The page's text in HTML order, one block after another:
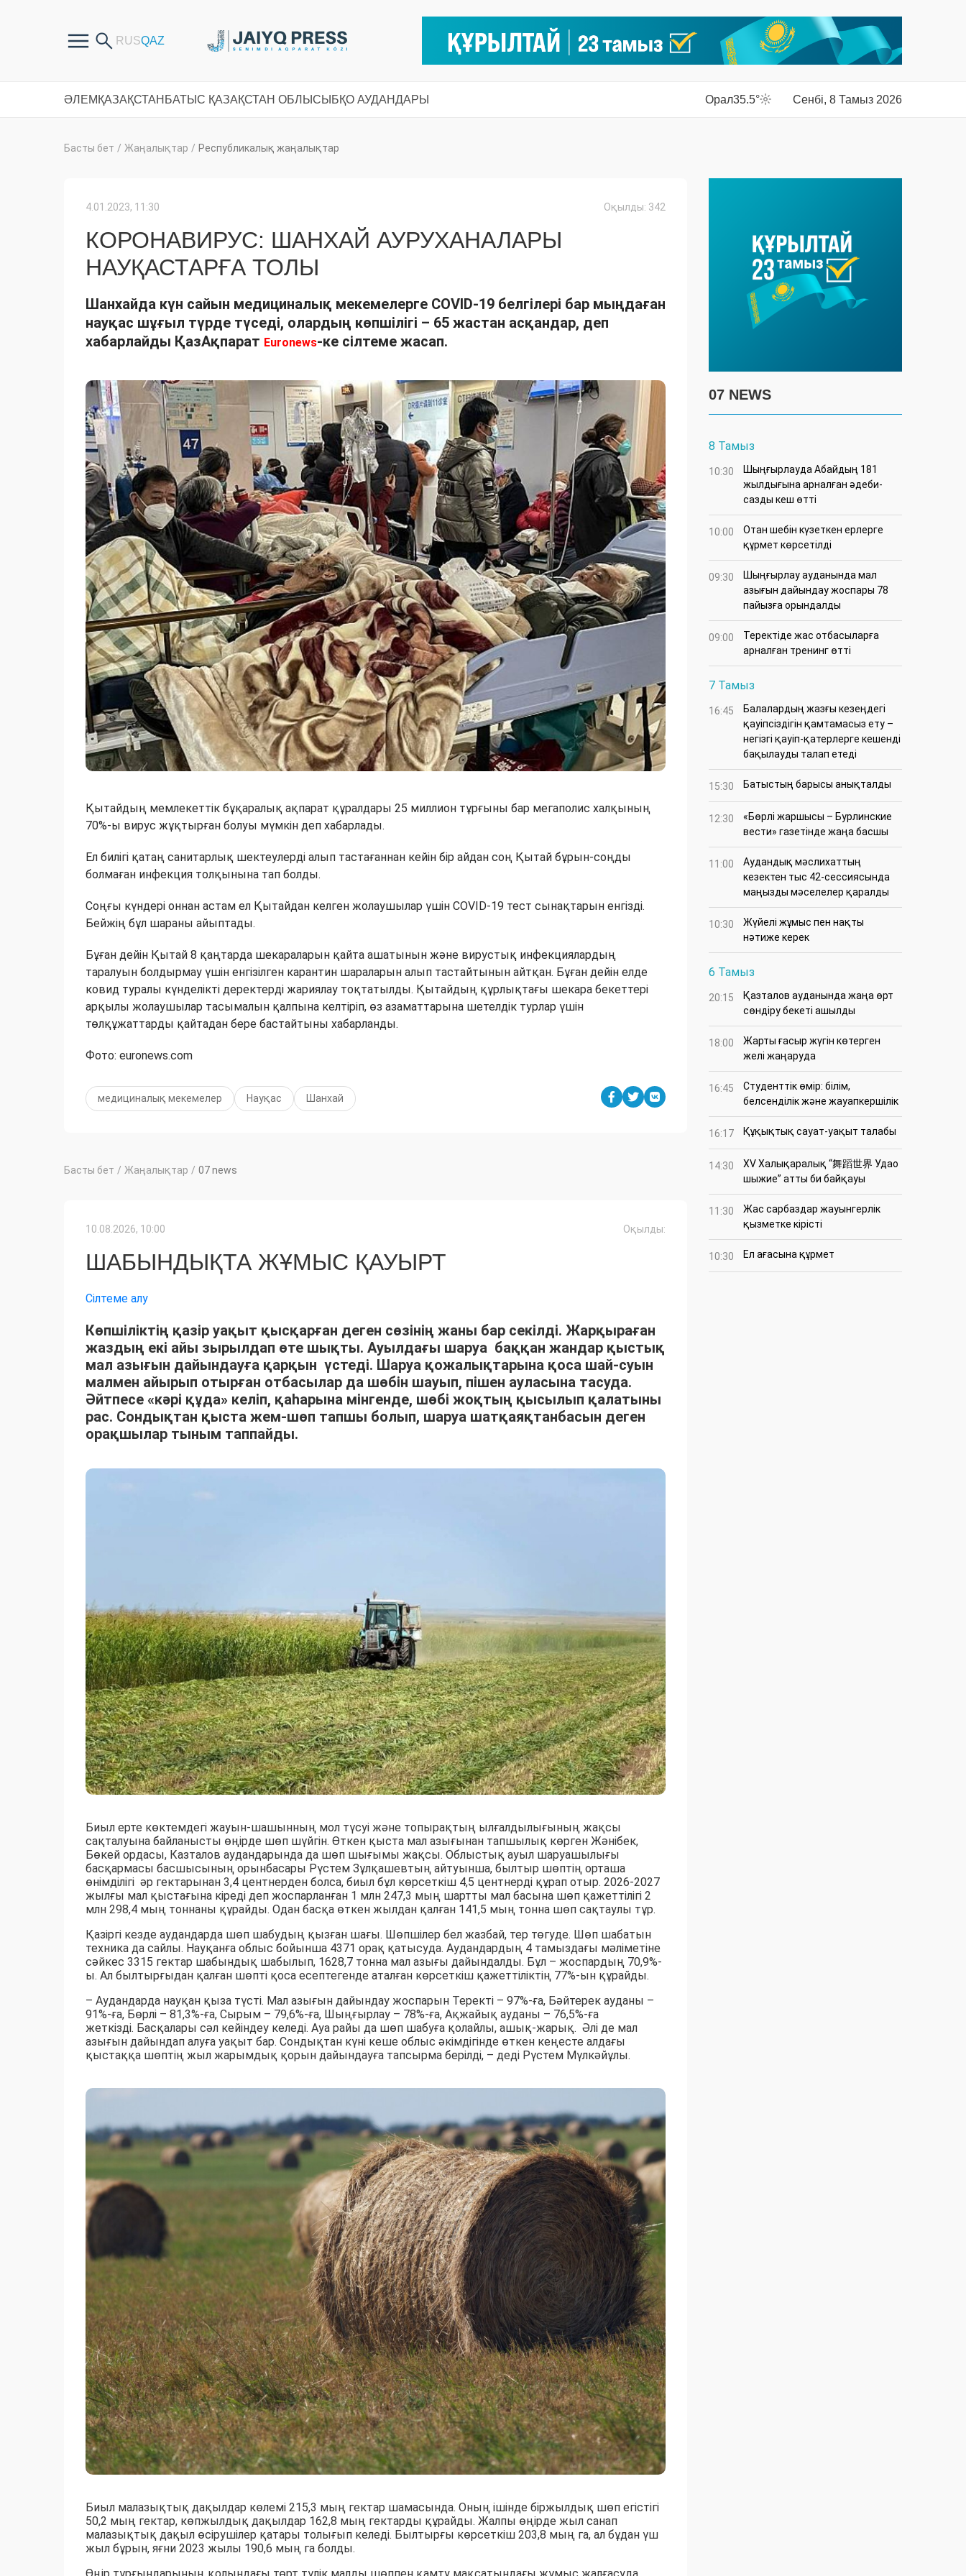
ӘЛЕМ ҚАЗАҚСТАН БАТЫС ҚАЗАҚСТАН ОБЛЫСЫ БҚО АУДАНДАРЫ Орал35.5° Сенбі, 8 Тамыз 2026
Басты бет / Жаңалықтар / Республикалық жаңалықтар
4.01.2023, 11:30 Оқылды: 342
КОРОНАВИРУС: ШАНХАЙ АУРУХАНАЛАРЫ
НАУҚАСТАРҒА ТОЛЫ
Шанхайда күн сайын медициналық мекемелерге COVID-19 белгілері бар мыңдаған
науқас шұғыл түрде түседі, олардың көпшілігі – 65 жастан асқандар, деп
хабарлайды ҚазАқпарат Euronews-ке сілтеме жасап.
Қытайдың мемлекеттік бұқаралық ақпарат құралдары 25 миллион тұрғыны бар мегаполис халқының
70%-ы вирус жұқтырған болуы мүмкін деп хабарлады.
Ел билігі қатаң санитарлық шектеулерді алып тастағаннан кейін бір айдан соң Қытай бұрын-соңды
болмаған инфекция толқынына тап болды.
Соңғы күндері оннан астам ел Қытайдан келген жолаушылар үшін COVID-19 тест сынақтарын енгізді.
Бейжің бұл шараны айыптады.
Бұған дейін Қытай 8 қаңтарда шекараларын қайта ашатынын және вирустық инфекциялардың
таралуын болдырмау үшін енгізілген карантин шараларын алып тастайтынын айтқан. Бұған дейін елде
ковид туралы күнделікті деректерді жариялау тоқтатылды. Қытайдың құрлықтағы шекара бекеттері
арқылы жолаушылар тасымалын қалпына келтіріп, өз азаматтарына шетелдік турлар үшін
төлқұжаттарды қайтадан бере бастайтыны хабарланды.
Фото: euronews.com
медициналық мекемелер Науқас Шанхай
Басты бет / Жаңалықтар / 07 news
10.08.2026, 10:00 Оқылды:
ШАБЫНДЫҚТА ЖҰМЫС ҚАУЫРТ
Сілтеме алу
Көпшіліктің қазір уақыт қысқарған деген сөзінің жаны бар секілді. Жарқыраған
жаздың екі айы зырылдап өте шықты. Ауылдағы шаруа баққан жандар қыстық
мал азығын дайындауға қарқын үстеді. Шаруа қожалықтарына қоса шай-суын
малмен айырып отырған отбасылар да шөбін шауып, пішен ауласына тасуда.
Әйтпесе «кәрі құда» келіп, қаһарына мінгенде, шөбі жоқтың қысылып қалатыны
рас. Сондықтан қыста жем-шөп тапшы болып, шаруа шатқаяқтанбасын деген
орақшылар тыным таппайды.
Биыл ерте көктемдегі жауын-шашынның мол түсуі және топырақтың ылғалдылығының жақсы
сақталуына байланысты өңірде шөп шүйгін. Өткен қыста мал азығынан тапшылық көрген Жәнібек,
Бөкей ордасы, Казталов аудандарында да шөп шығымы жақсы. Облыстық ауыл шаруашылығы
басқармасы басшысының орынбасары Рүстем Зұлқашевтың айтуынша, былтыр шөптің орташа
өнімділігі әр гектарынан 3,4 центнерден болса, биыл бұл көрсеткіш 4,5 центнерді құрап отыр. 2026-2027
жылғы мал қыстағына кіреді деп жоспарланған 1 млн 247,3 мың шартты мал басына шөп қажеттілігі 2
млн 298,4 мың тоннаны құрайды. Одан басқа өткен жылдан қалған 141,5 мың тонна шөп сақтаулы тұр.
Қазіргі кезде аудандарда шөп шабудың қызған шағы. Шөпшілер бел жазбай, тер төгуде. Шөп шабатын
техника да сайлы. Науқанға облыс бойынша 4371 орақ қатысуда. Аудандардың 4 тамыздағы мәліметіне
сәйкес 3315 гектар шабындық шабылып, 1628,7 тонна мал азығы дайындалды. Бұл – жоспардың 70,9%-
ы. Ал былтырғыдан қалған шөпті қоса есептегенде аталған көрсеткіш қажеттіліктің 77%-ын құрайды.
– Аудандарда науқан қыза түсті. Мал азығын дайындау жоспарын Теректі – 97%-ға, Бәйтерек ауданы –
91%-ға, Бөрлі – 81,3%-ға, Сырым – 79,6%-ға, Шыңғырлау – 78%-ға, Ақжайық ауданы – 76,5%-ға
жеткізді. Басқалары сәл кейіндеу келеді. Ауа райы да шөп шабуға қолайлы, ашық-жарық. Әлі де мал
азығын дайындап алуға уақыт бар. Сондықтан күні кеше облыс әкімдігінде өткен кеңесте алдағы
қыстаққа шөптің жыл жарымдық қорын дайындауға тапсырма берілді, – деді Рүстем Мүлкәйұлы.
Биыл малазықтық дақылдар көлемі 215,3 мың гектар шамасында. Оның ішінде біржылдық шөп егістігі
50,2 мың гектар, көпжылдық дақылдар 162,8 мың гектарды құрайды. Жалпы өңірде жыл санап
малазықтық дақыл өсірушілер қатары толығып келеді. Былтырғы көрсеткіш 203,8 мың га, ал бұдан үш
жыл бұрын, яғни 2023 жылы 190,6 мың га болды.
07 NEWS
8 Тамыз
10:30
Шыңғырлауда Абайдың 181
жылдығына арналған әдеби-
сазды кеш өтті
10:00
Отан шебін күзеткен ерлерге
құрмет көрсетілді
09:30
​Шыңғырлау ауданында мал
азығын дайындау жоспары 78
пайызға орындалды
09:00
​Теректіде жас отбасыларға
арналған тренинг өтті
7 Тамыз
16:45
Балалардың жазғы кезеңдегі
қауіпсіздігін қамтамасыз ету –
негізгі қауіп-қатерлерге кешенді
бақылауды талап етеді
15:30 Батыстың барысы анықталды
12:30
«Бөрлі жаршысы – Бурлинские
вести» газетінде жаңа басшы
11:00
Аудандық мәслихаттың
кезектен тыс 42-сессиясында
маңызды мәселелер қаралды
10:30
Жүйелі жұмыс пен нақты
нәтиже керек
6 Тамыз
20:15
Қазталов ауданында жаңа өрт
сөндіру бекеті ашылды
18:00
Жарты ғасыр жүгін көтерген
желі жаңаруда
16:45
Студенттік өмір: білім,
белсенділік және жауапкершілік
16:17 Құқықтық сауат-уақыт талабы
14:30
XV Халықаралық “舞蹈世界 Удао
шыжие” атты би байқауы
11:30
Жас сарбаздар жауынгерлік
қызметке кірісті
10:30 Ел ағасына құрмет